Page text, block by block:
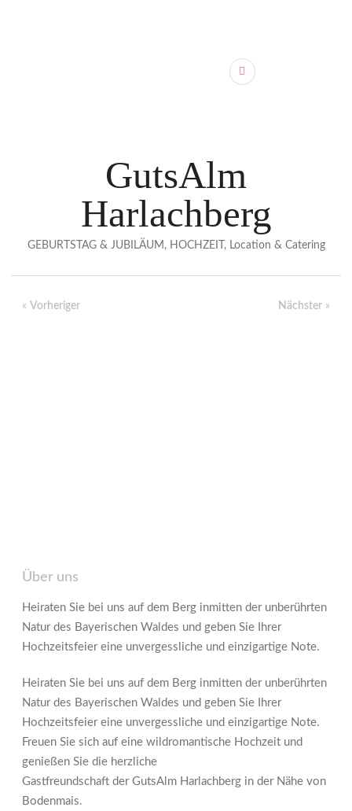
GutsAlm
Harlachberg
GEBURTSTAG & JUBILÄUM, HOCHZEIT, Location & Catering
« Vorheriger Nächster »
Über uns
Heiraten Sie bei uns auf dem Berg inmitten der unberührten
Natur des Bayerischen Waldes und geben Sie Ihrer
Hochzeitsfeier eine unvergessliche und einzigartige Note.
Heiraten Sie bei uns auf dem Berg inmitten der unberührten
Natur des Bayerischen Waldes und geben Sie Ihrer
Hochzeitsfeier eine unvergessliche und einzigartige Note.
Freuen Sie sich auf eine wildromantische Hochzeit und
genießen Sie die herzliche
Gastfreundschaft der GutsAlm Harlachberg in der Nähe von
Bodenmais.